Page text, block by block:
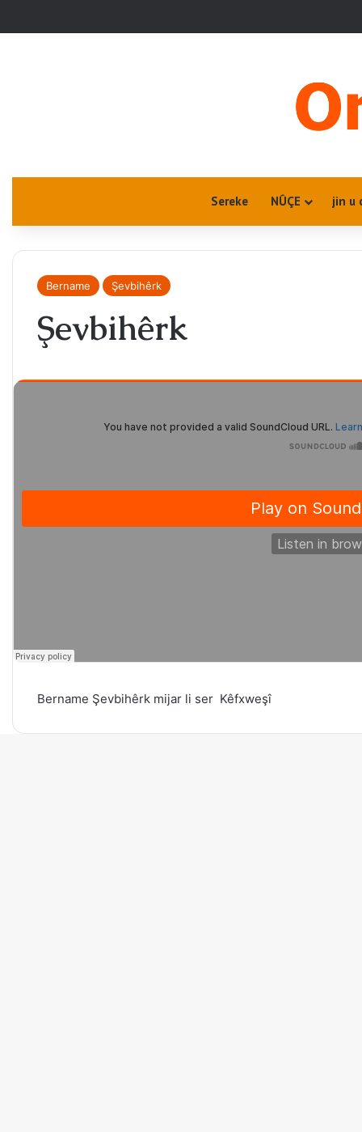
Sereke NÛÇE jin u
Bername Şevbihêrk
Şevbihêrk
Bername Şevbihêrk mijar li ser Kêfxweşî